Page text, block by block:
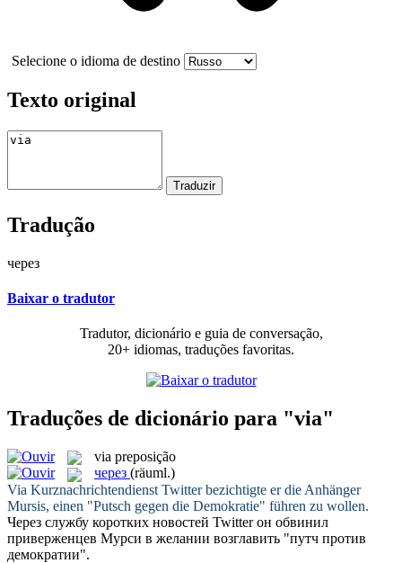
Selecione o idioma de destino
Texto original
Tradução
через
Baixar o tradutor
Tradutor, dicionário e guia de conversação,
20+ idiomas, traduções favoritas.
Traduções de dicionário para "via"
via preposição
через (räuml.)
Via Kurznachrichtendienst Twitter bezichtigte er die Anhänger
Mursis, einen "Putsch gegen die Demokratie" führen zu wollen.
Через службу коротких новостей Twitter он обвинил
приверженцев Мурси в желании возглавить "путч против
демократии".